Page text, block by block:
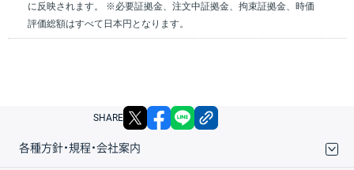
に反映されます。 ※必要証拠金、注文中証拠金、拘束証拠金、時価
評価総額はすべて日本円となります。
SHARE X facebook
各種方針・規程・会社案内
取引規程・約款
サイトマップ
その他のご案内
個人情報保護方針
最良執行方針
サイトのご利用について
ディスクレイマー
信託保全
リスク説明
会社案内